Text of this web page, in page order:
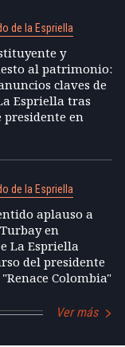
de la Espriella
y
al patrimonio:
claves de
Espriella tras
en
de la Espriella
aplauso a
en
La Espriella
del presidente
Colombia"
Ver más